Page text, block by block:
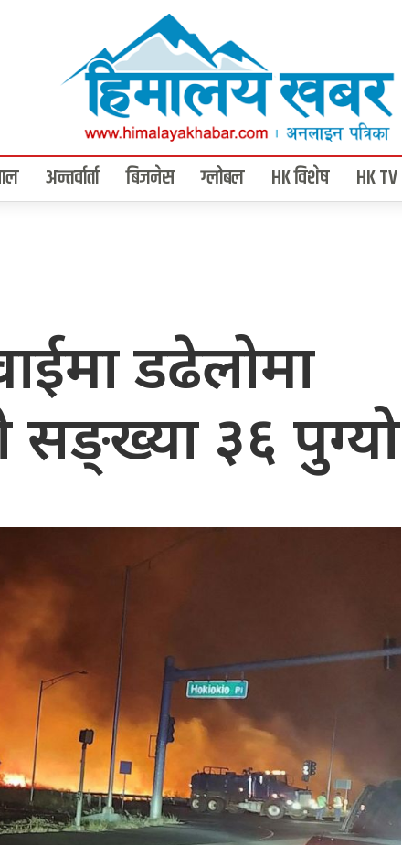
अन्तर्वार्ता बिजनेस ग्लोबल HK विशेष HK TV
डढेलोमा
सङ्ख्या ३६ पुग्यो